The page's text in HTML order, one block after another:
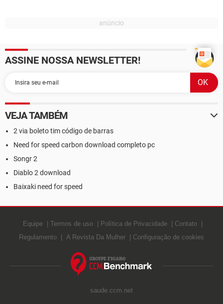
ASSINE NOSSA NEWSLETTER!
VEJA TAMBÉM
2 via boleto tim código de barras
Need for speed carbon download completo pc
Songr 2
Diablo 2 download
Baixaki need for speed
Equipe Termos de uso Política de Privacidade
Contato
Regulamento
A Revista Da Mulher Configuração de cookies
saude.ccm.net